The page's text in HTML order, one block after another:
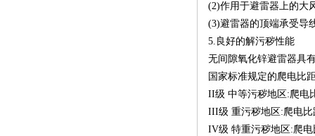
(2)作用于避雷器上的大
(3)避雷器的顶端承受导
5.良好的解污秽性能
无间隙氧化锌避雷器具
国家标准规定的爬电比
II级 中等污秽地区:爬电
III级 重污秽地区:爬电比
IV级 特重污秽地区:爬电